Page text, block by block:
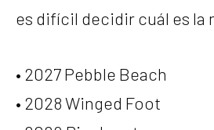
es difícil decidir cuál es la
• 2027 Pebble Beach
• 2028 Winged Foot